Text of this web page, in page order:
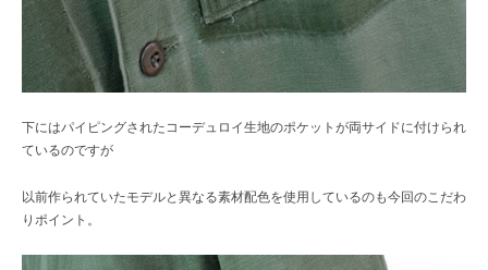
下にはパイピングされたコーデュロイ生地のポケットが両サイドに付けられ
ているのですが
以前作られていたモデルと異なる素材配色を使用しているのも今回のこだわ
りポイント。